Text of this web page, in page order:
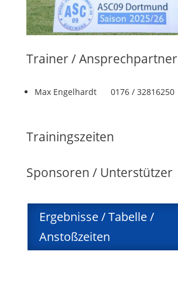
Trainer / Ansprechpartner
Max Engelhardt 0176 / 32816250
Trainingszeiten
Sponsoren / Unterstützer
Ergebnisse / Tabelle /
Anstoßzeiten